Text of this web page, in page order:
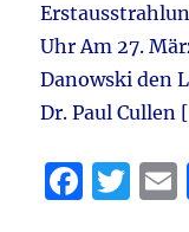
Uhr Am 27.
Danowski den
Dr. Paul
F
T